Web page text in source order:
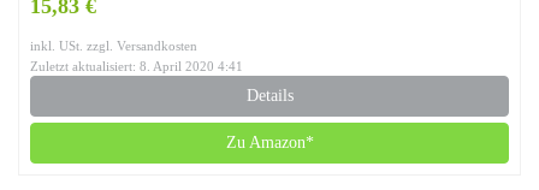
15,83 €
inkl. USt. zzgl. Versandkosten
Zuletzt aktualisiert: 8. April 2020 4:41
Details
Zu Amazon*